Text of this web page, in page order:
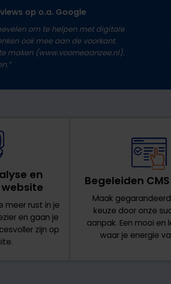
op o.a. Google
om te helpen met digitale
ook mee aan de voorkant.
maken (www.voorneaanzee.nl).
en
meer rust in je
en gaan je
zijn op
Begeleiden
Maak
keuze door onze
aanpak. Een mooi en
waar je energie